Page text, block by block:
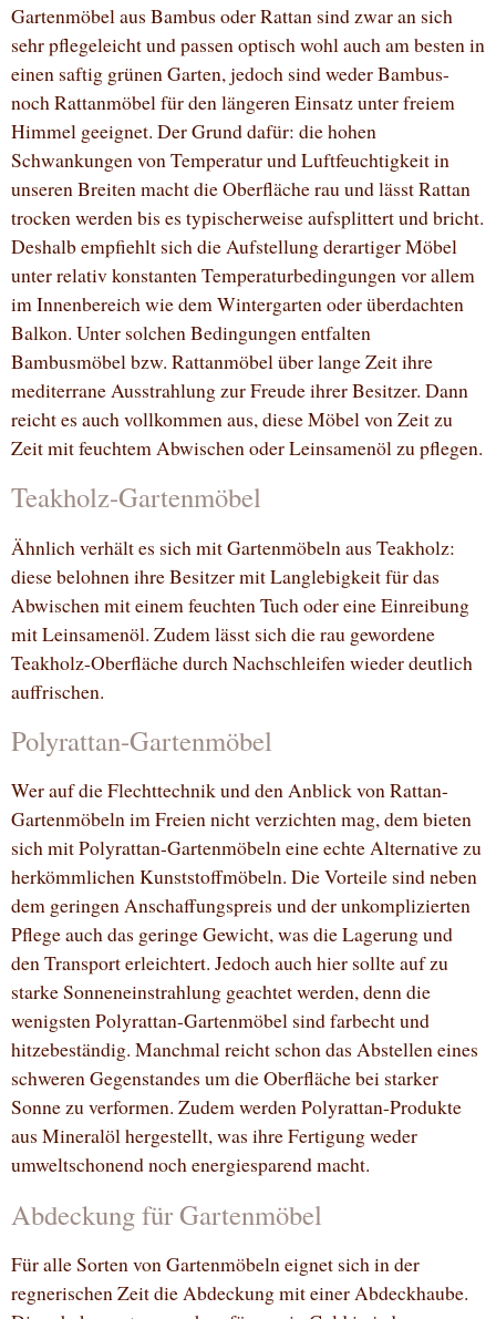
Gartenmöbel aus Bambus oder Rattan sind zwar an sich
sehr pflegeleicht und passen optisch wohl auch am besten in
einen saftig grünen Garten, jedoch sind weder Bambus-
noch Rattanmöbel für den längeren Einsatz unter freiem
Himmel geeignet. Der Grund dafür: die hohen
Schwankungen von Temperatur und Luftfeuchtigkeit in
unseren Breiten macht die Oberfläche rau und lässt Rattan
trocken werden bis es typischerweise aufsplittert und bricht.
Deshalb empfiehlt sich die Aufstellung derartiger Möbel
unter relativ konstanten Temperaturbedingungen vor allem
im Innenbereich wie dem Wintergarten oder überdachten
Balkon. Unter solchen Bedingungen entfalten
Bambusmöbel bzw. Rattanmöbel über lange Zeit ihre
mediterrane Ausstrahlung zur Freude ihrer Besitzer. Dann
reicht es auch vollkommen aus, diese Möbel von Zeit zu
Zeit mit feuchtem Abwischen oder Leinsamenöl zu pflegen.
Teakholz-Gartenmöbel
Ähnlich verhält es sich mit Gartenmöbeln aus Teakholz:
diese belohnen ihre Besitzer mit Langlebigkeit für das
Abwischen mit einem feuchten Tuch oder eine Einreibung
mit Leinsamenöl. Zudem lässt sich die rau gewordene
Teakholz-Oberfläche durch Nachschleifen wieder deutlich
auffrischen.
Polyrattan-Gartenmöbel
Wer auf die Flechttechnik und den Anblick von Rattan-
Gartenmöbeln im Freien nicht verzichten mag, dem bieten
sich mit Polyrattan-Gartenmöbeln eine echte Alternative zu
herkömmlichen Kunststoffmöbeln. Die Vorteile sind neben
dem geringen Anschaffungspreis und der unkomplizierten
Pflege auch das geringe Gewicht, was die Lagerung und
den Transport erleichtert. Jedoch auch hier sollte auf zu
starke Sonneneinstrahlung geachtet werden, denn die
wenigsten Polyrattan-Gartenmöbel sind farbecht und
hitzebeständig. Manchmal reicht schon das Abstellen eines
schweren Gegenstandes um die Oberfläche bei starker
Sonne zu verformen. Zudem werden Polyrattan-Produkte
aus Mineralöl hergestellt, was ihre Fertigung weder
umweltschonend noch energiesparend macht.
Abdeckung für Gartenmöbel
Für alle Sorten von Gartenmöbeln eignet sich in der
regnerischen Zeit die Abdeckung mit einer Abdeckhaube.